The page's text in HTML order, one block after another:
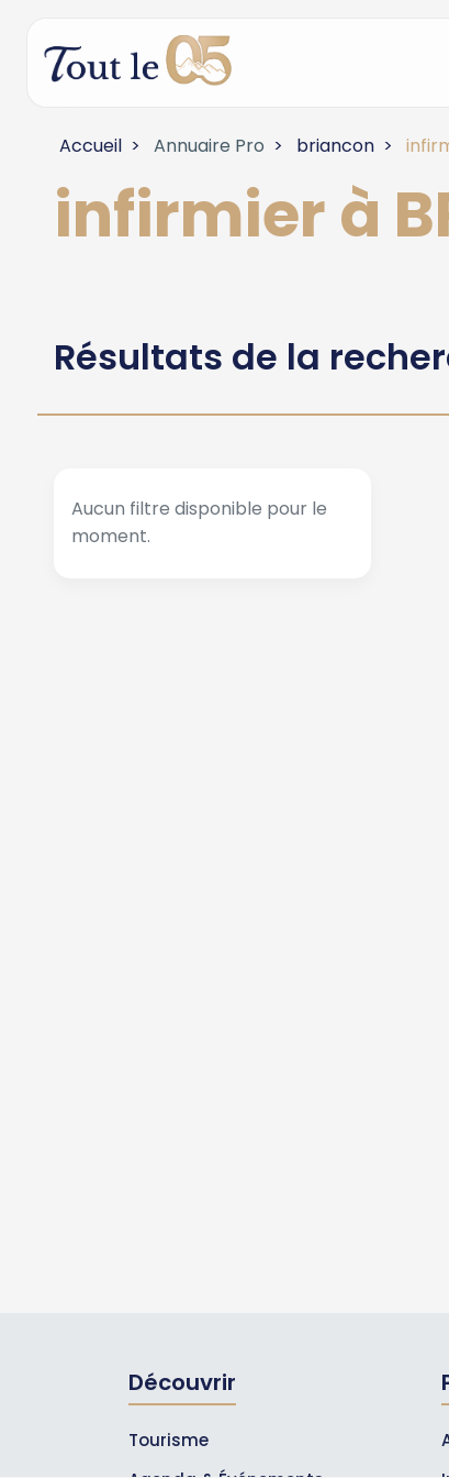
Accueil Annuaire Pro briancon
infirmier à
Résultats de la
Aucun filtre disponible pour le
moment.
Découvrir
Tourisme